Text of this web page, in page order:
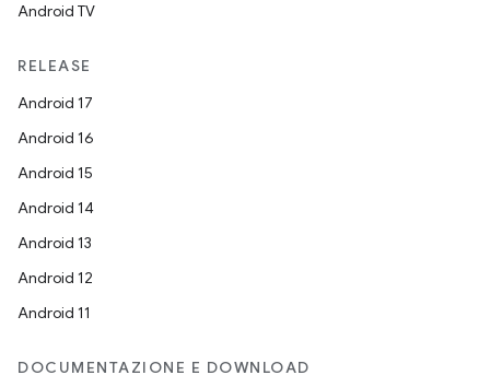
Android TV
RELEASE
Android 17
Android 16
Android 15
Android 14
Android 13
Android 12
Android 11
DOCUMENTAZIONE E DOWNLOAD